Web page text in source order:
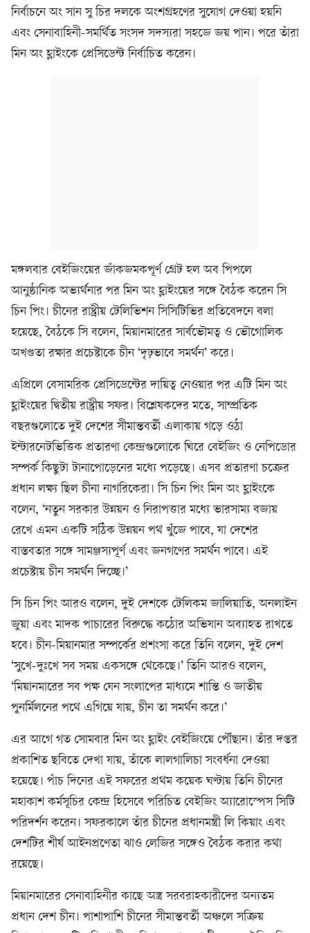
নির্বাচনে অং সান সু চির দলকে অংশগ্রহণের সুযোগ দেওয়া হয়নি
এবং সেনাবাহিনী-সমর্থিত সংসদ সদস্যরা সহজে জয় পান। পরে তাঁরা
মিন অং হ্লাইংকে প্রেসিডেন্ট নির্বাচিত করেন।
মঙ্গলবার বেইজিংয়ের জাঁকজমকপূর্ণ গ্রেট হল অব পিপলে
আনুষ্ঠানিক অভ্যর্থনার পর মিন অং হ্লাইংয়ের সঙ্গে বৈঠক করেন সি
চিন পিং। চীনের রাষ্ট্রীয় টেলিভিশন সিসিটিভির প্রতিবেদনে বলা
হয়েছে, বৈঠকে সি বলেন, মিয়ানমারের সার্বভৌমত্ব ও ভৌগোলিক
অখণ্ডতা রক্ষার প্রচেষ্টাকে চীন ‘দৃঢ়ভাবে সমর্থন’ করে।
এপ্রিলে বেসামরিক প্রেসিডেন্টের দায়িত্ব নেওয়ার পর এটি মিন অং
হ্লাইংয়ের দ্বিতীয় রাষ্ট্রীয় সফর। বিশ্লেষকদের মতে, সাম্প্রতিক
বছরগুলোতে দুই দেশের সীমান্তবর্তী এলাকায় গড়ে ওঠা
ইন্টারনেটভিত্তিক প্রতারণা কেন্দ্রগুলোকে ঘিরে বেইজিং ও নেপিডোর
সম্পর্ক কিছুটা টানাপোড়েনের মধ্যে পড়েছে। এসব প্রতারণা চক্রের
প্রধান লক্ষ্য ছিল চীনা নাগরিকেরা। সি চিন পিং মিন অং হ্লাইংকে
বলেন, ‘নতুন সরকার উন্নয়ন ও নিরাপত্তার মধ্যে ভারসাম্য বজায়
রেখে এমন একটি সঠিক উন্নয়ন পথ খুঁজে পাবে, যা দেশের
বাস্তবতার সঙ্গে সামঞ্জস্যপূর্ণ এবং জনগণের সমর্থন পাবে। এই
প্রচেষ্টায় চীন সমর্থন দিচ্ছে।’
সি চিন পিং আরও বলেন, দুই দেশকে টেলিকম জালিয়াতি, অনলাইন
জুয়া এবং মাদক পাচারের বিরুদ্ধে কঠোর অভিযান অব্যাহত রাখতে
হবে। চীন-মিয়ানমার সম্পর্কের প্রশংসা করে তিনি বলেন, দুই দেশ
‘সুখে-দুঃখে সব সময় একসঙ্গে থেকেছে।’ তিনি আরও বলেন,
‘মিয়ানমারের সব পক্ষ যেন সংলাপের মাধ্যমে শান্তি ও জাতীয়
পুনর্মিলনের পথে এগিয়ে যায়, চীন তা সমর্থন করে।’
এর আগে গত সোমবার মিন অং হ্লাইং বেইজিংয়ে পৌঁছান। তাঁর দপ্তর
প্রকাশিত ছবিতে দেখা যায়, তাঁকে লালগালিচা সংবর্ধনা দেওয়া
হয়েছে। পাঁচ দিনের এই সফরের প্রথম কয়েক ঘণ্টায় তিনি চীনের
মহাকাশ কর্মসূচির কেন্দ্র হিসেবে পরিচিত বেইজিং অ্যারোস্পেস সিটি
পরিদর্শন করেন। সফরকালে তাঁর চীনের প্রধানমন্ত্রী লি কিয়াং এবং
দেশটির শীর্ষ আইনপ্রণেতা ঝাও লেজির সঙ্গেও বৈঠক করার কথা
রয়েছে।
মিয়ানমারের সেনাবাহিনীর কাছে অস্ত্র সরবরাহকারীদের অন্যতম
প্রধান দেশ চীন। পাশাপাশি চীনের সীমান্তবর্তী অঞ্চলে সক্রিয়